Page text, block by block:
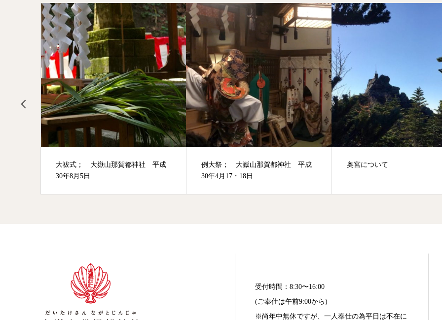
例大祭； 大嶽山那賀都神社 平成
30年4月17・18日
奥宮について 歳旦祭；平成31年1月1日
受付時間：8:30〜16:00
(ご奉仕は午前9:00から)
※尚年中無休ですが、一人奉仕の為平日は不在に